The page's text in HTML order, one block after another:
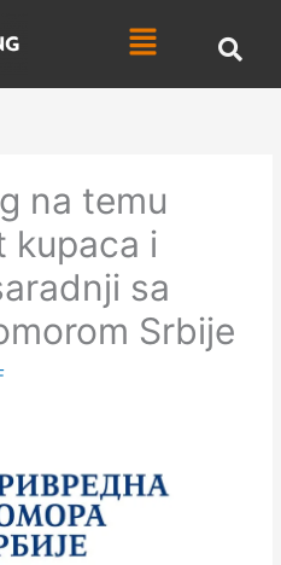
Menu
na temu
kupaca i
sa
Srbije